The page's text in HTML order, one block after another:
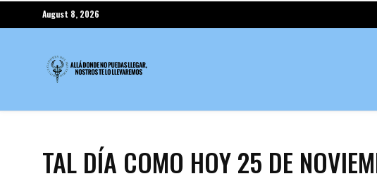
August 8, 2026
TAL DÍA COMO HOY 25 DE